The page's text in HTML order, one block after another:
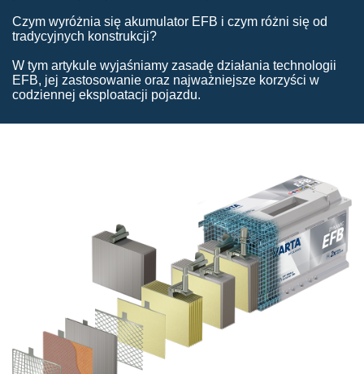
Czym wyróżnia się akumulator EFB i czym różni się od
tradycyjnych konstrukcji?
W tym artykule wyjaśniamy zasadę działania technologii
EFB, jej zastosowanie oraz najważniejsze korzyści w
codziennej eksploatacji pojazdu.